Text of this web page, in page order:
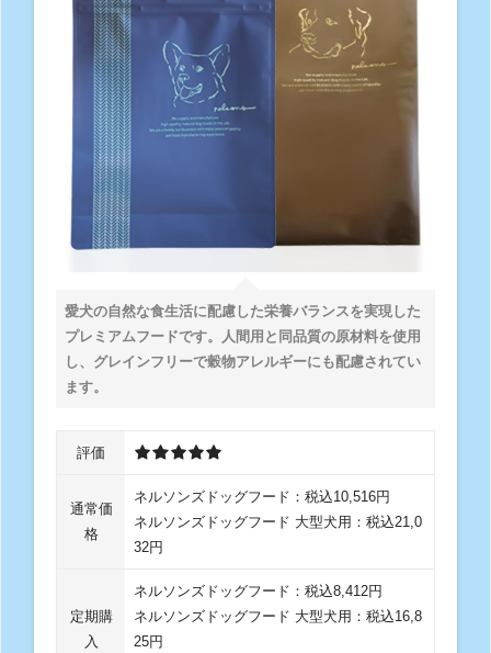
愛犬の自然な食生活に配慮した栄養バランスを実現した
プレミアムフードです。人間用と同品質の原材料を使用
し、グレインフリーで穀物アレルギーにも配慮されてい
ます。
評価
通常価
格
ネルソンズドッグフード：税込10,516円
ネルソンズドッグフード 大型犬用：税込21,0
32円
定期購
入
ネルソンズドッグフード：税込8,412円
ネルソンズドッグフード 大型犬用：税込16,8
25円